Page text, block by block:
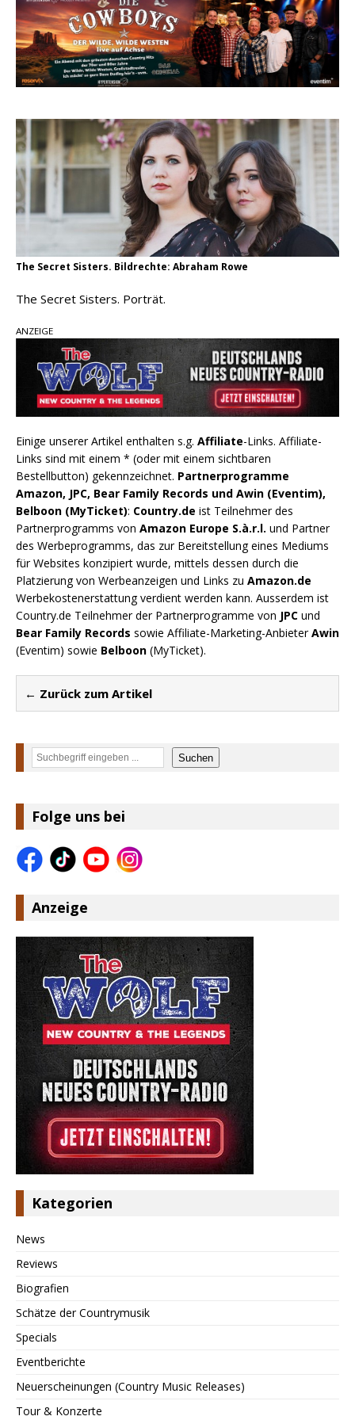
pez veröffentlicht neue Single „Late Night
Talks“ – eine Hymne auf unvergessliche
Sommernächte
Randy Travis veröffentlicht mit „I Don’t Care“
Ben Gallaher kehrt zu seinen Wurzeln zurück –
„Taylor Gold“ zeigt die Kraft der Akustik
The Secret Sisters. Bildrechte: Abraham Rowe
The Secret Sisters. Porträt.
ANZEIGE
Einige unserer Artikel enthalten s.g. Affiliate-Links. Affiliate-
Links sind mit einem * (oder mit einem sichtbaren
Bestellbutton) gekennzeichnet. Partnerprogramme
Amazon, JPC, Bear Family Records und Awin (Eventim),
Belboon (MyTicket): Country.de ist Teilnehmer des
Partnerprogramms von Amazon Europe S.à.r.l. und Partner
des Werbeprogramms, das zur Bereitstellung eines Mediums
für Websites konzipiert wurde, mittels dessen durch die
Platzierung von Werbeanzeigen und Links zu Amazon.de
Werbekostenerstattung verdient werden kann. Ausserdem ist
Country.de Teilnehmer der Partnerprogramme von JPC und
Bear Family Records sowie Affiliate-Marketing-AnbieterAwin
(Eventim) sowie Belboon (MyTicket).
← Zurück zum Artikel
Suchen Suchen
Folge uns bei
Anzeige
Kategorien
News
Reviews
Biografien
Schätze der Countrymusik
Specials
Eventberichte
Neuerscheinungen (Country Music Releases)
Tour & Konzerte